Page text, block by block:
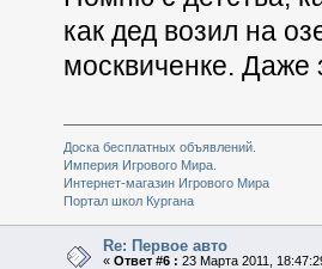
как дед возил на
москвиченке. Даже
Доска бесплатных объявлений.
Империя Игрового Мира.
Интернет-магазин Игрового Мира
Портал школ Кургана
Re: Первое авто
« Ответ #6 : 23 Марта 2011,